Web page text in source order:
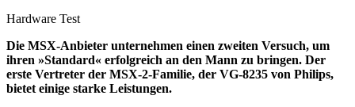
Hardware Test
Die MSX-Anbieter unternehmen einen zweiten Versuch, um
ihren »Standard« erfolgreich an den Mann zu bringen. Der
erste Vertreter der MSX-2-Familie, der VG-8235 von Philips,
bietet einige starke Leistungen.